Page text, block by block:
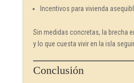
Incentivos para vivienda
Sin medidas concretas, la brecha
y lo que cuesta vivir en la isla
Conclusión